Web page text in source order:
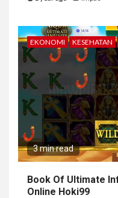
EKONOMI KESEHATAN
3 min read
Book Of Ultimate
Online Hoki99